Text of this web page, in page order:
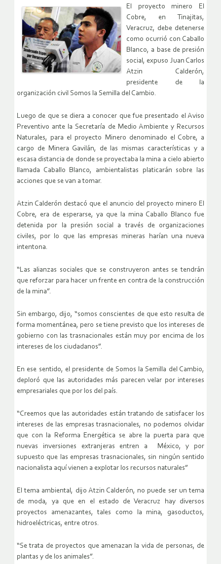
El proyecto minero El
Cobre, en Tinajitas,
Veracruz, debe detenerse
como ocurrió con Caballo
Blanco, a base de presión
social, expuso Juan Carlos
Atzin Calderón,
presidente de la
organización civil Somos la Semilla del Cambio.
Luego de que se diera a conocer que fue presentado el Aviso
Preventivo ante la Secretaría de Medio Ambiente y Recursos
Naturales, para el proyecto Minero denominado el Cobre, a
cargo de Minera Gavilán, de las mismas características y a
escasa distancia de donde se proyectaba la mina a cielo abierto
llamada Caballo Blanco, ambientalistas platicarán sobre las
acciones que se van a tomar.
Atzin Calderón destacó que el anuncio del proyecto minero El
Cobre, era de esperarse, ya que la mina Caballo Blanco fue
detenida por la presión social a través de organizaciones
civiles, por lo que las empresas mineras harían una nueva
intentona.
“Las alianzas sociales que se construyeron antes se tendrán
que reforzar para hacer un frente en contra de la construcción
de la mina”.
Sin embargo, dijo, “somos conscientes de que esto resulta de
forma momentánea, pero se tiene previsto que los intereses de
gobierno con las trasnacionales están muy por encima de los
intereses de los ciudadanos”.
En ese sentido, el presidente de Somos la Semilla del Cambio,
deploró que las autoridades más parecen velar por intereses
empresariales que por los del país.
“Creemos que las autoridades están tratando de satisfacer los
intereses de las empresas trasnacionales, no podemos olvidar
que con la Reforma Energética se abre la puerta para que
nuevas inversiones extranjeras entren a México, y por
supuesto que las empresas trasnacionales, sin ningún sentido
nacionalista aquí vienen a explotar los recursos naturales”
El tema ambiental, dijo Atzin Calderón, no puede ser un tema
de moda, ya que en el estado de Veracruz hay diversos
proyectos amenazantes, tales como la mina, gasoductos,
hidroeléctricas, entre otros.
“Se trata de proyectos que amenazan la vida de personas, de
plantas y de los animales”.